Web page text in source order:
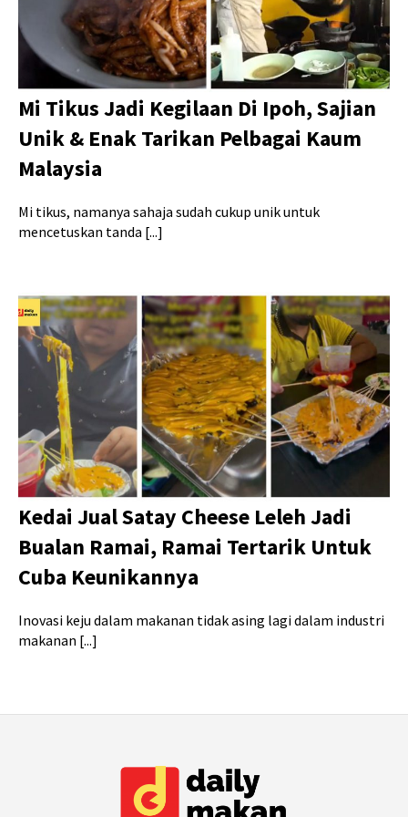
Mi Tikus Jadi Kegilaan Di Ipoh, Sajian
Unik & Enak Tarikan Pelbagai Kaum
Malaysia
Mi tikus, namanya sahaja sudah cukup unik untuk
mencetuskan tanda [...]
Kedai Jual Satay Cheese Leleh Jadi
Bualan Ramai, Ramai Tertarik Untuk
Cuba Keunikannya
Inovasi keju dalam makanan tidak asing lagi dalam industri
makanan [...]